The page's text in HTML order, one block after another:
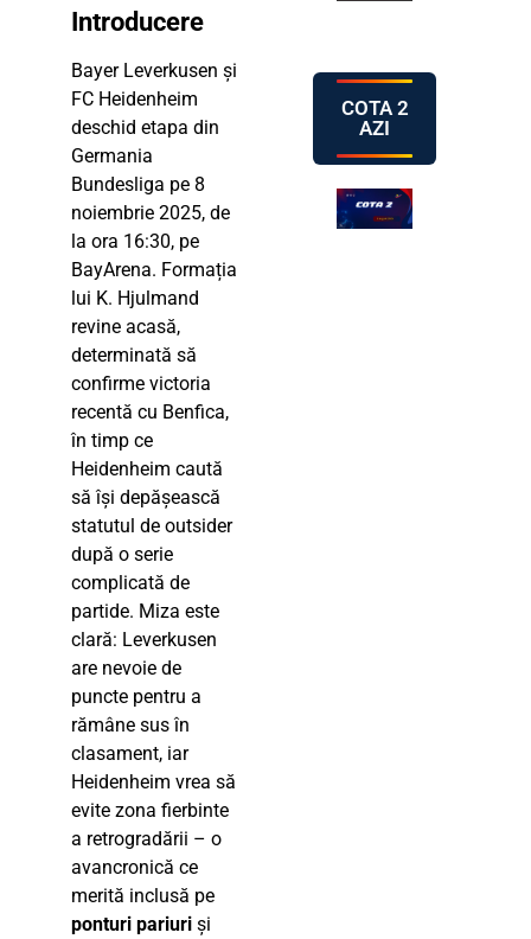
Introducere
Bayer Leverkusen și
FC Heidenheim
deschid etapa din
Germania
Bundesliga pe 8
noiembrie 2025, de
la ora 16:30, pe
BayArena. Formația
lui K. Hjulmand
revine acasă,
determinată să
confirme victoria
recentă cu Benfica,
în timp ce
Heidenheim caută
să își depășească
statutul de outsider
după o serie
complicată de
partide. Miza este
clară: Leverkusen
are nevoie de
puncte pentru a
rămâne sus în
clasament, iar
Heidenheim vrea să
evite zona fierbinte
a retrogradării – o
avancronică ce
merită inclusă pe
ponturi pariuri și
COTA 2
AZI